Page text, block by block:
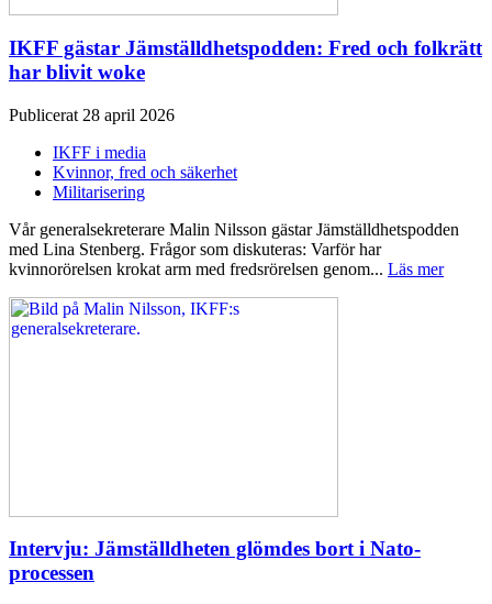
IKFF gästar Jämställdhetspodden: Fred och folkrätt
har blivit woke
Publicerat 28 april 2026
IKFF i media
Kvinnor, fred och säkerhet
Militarisering
Vår generalsekreterare Malin Nilsson gästar Jämställdhetspodden
med Lina Stenberg. Frågor som diskuteras: Varför har
kvinnorörelsen krokat arm med fredsrörelsen genom... Läs mer
Intervju: Jämställdheten glömdes bort i Nato-
processen